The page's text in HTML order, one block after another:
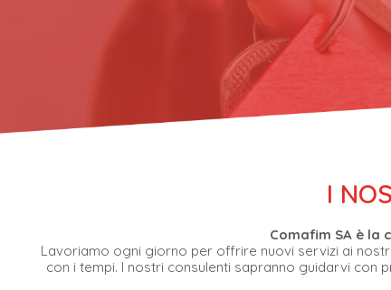
I
Comafim SA è la
Lavoriamo ogni giorno per offrire nuovi servizi ai
con i tempi. I nostri consulenti sapranno guidarvi